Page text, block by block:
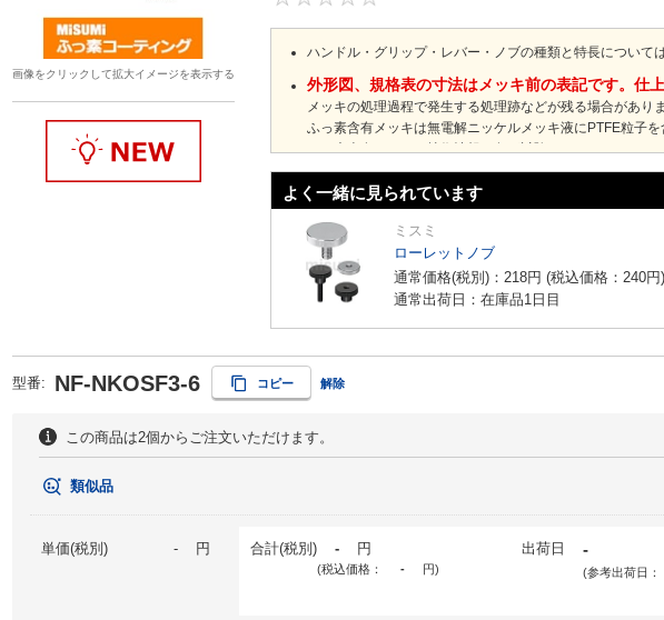
画像をクリックして拡大イメージを表示する
ハンドル・グリップ・レバー・ノブの種類と特長について
外形図、規格表の寸法はメッキ前の表記です。仕
メッキの処理過程で発生する処理跡などが残る場合がありま
ふっ素含有メッキは無電解ニッケルメッキ液にPTFE粒子を
ふっ素含有メッキの技術情報・各種試験データはこちら
よく一緒に見られています
ミスミ
ローレットノブ
通常価格(税別)： 218円 (税込価格： 240円)
通常出荷日：在庫品1日目
型番: NF-NKOSF3-6 コピー 解除
この商品は2個からご注文いただけます。
類似品
単価(税別) - 円 合計(税別) - 円
(税込価格： - 円)
出荷日 -
(参考出荷日：